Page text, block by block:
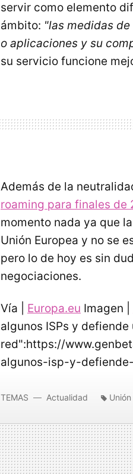
servir como elemento
ámbito: "las medidas
o aplicaciones y su
su servicio funcione
Además de la
roaming para finales de
momento nada ya que
Unión Europea y no se
pero lo de hoy es sin
negociaciones.
Vía | Europa.eu Imagen |
algunos ISPs y
red":https://
algunos-isp-y-
TEMAS Actualidad